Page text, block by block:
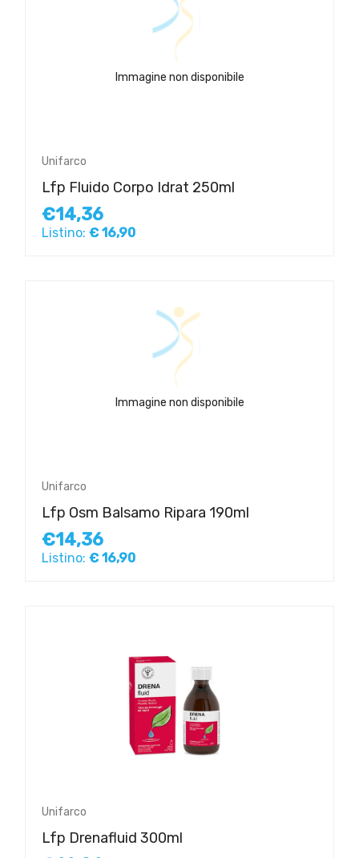
Immagine non disponibile
Unifarco
Lfp Fluido Corpo Idrat 250ml
€14,36
Listino: € 16,90
Immagine non disponibile
Unifarco
Lfp Osm Balsamo Ripara 190ml
€14,36
Listino: € 16,90
Unifarco
Lfp Drenafluid 300ml